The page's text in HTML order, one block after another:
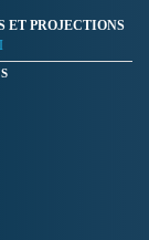
ET PROJECTIONS